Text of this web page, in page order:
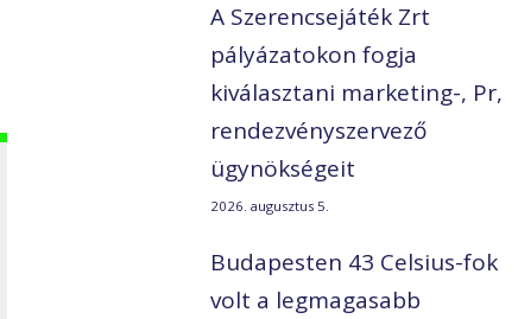
A Szerencsejáték Zrt
pályázatokon fogja
kiválasztani marketing-, Pr,
rendezvényszervező
ügynökségeit
2026. augusztus 5.
Budapesten 43 Celsius-fok
volt a legmagasabb